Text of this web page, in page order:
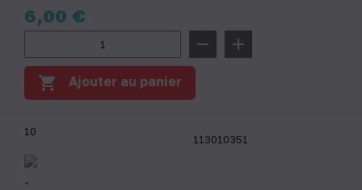
Prix
6,00 €
remove
add
shopping_cart
Ajouter au panier
10
113010351
-